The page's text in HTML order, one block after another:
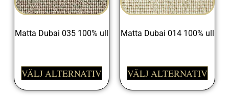
Matta Dubai 035 100% ull
VÄLJ ALTERNATIV
Matta Dubai 014 100% ull
VÄLJ ALTERNATIV